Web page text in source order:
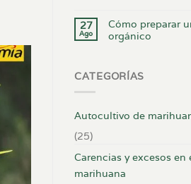
27
Ago
Cómo preparar
orgánico
CATEGORÍAS
Autocultivo de
(25)
Carencias y excesos
marihuana